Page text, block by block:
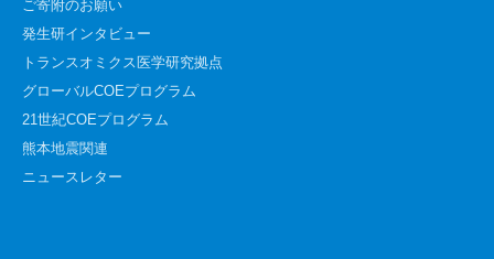
ご寄附のお願い
発生研インタビュー
トランスオミクス医学研究拠点
グローバルCOEプログラム
21世紀COEプログラム
熊本地震関連
ニュースレター